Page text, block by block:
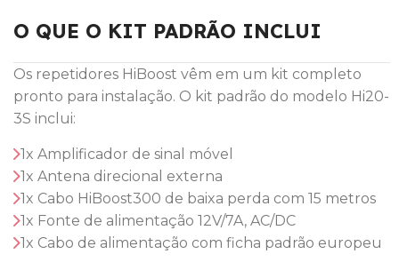
O QUE O KIT PADRÃO INCLUI
Os repetidores HiBoost vêm em um kit completo
pronto para instalação. O kit padrão do modelo Hi20-
3S inclui:
1x Amplificador de sinal móvel
1x Antena direcional externa
1x Cabo HiBoost300 de baixa perda com 15 metros
1x Fonte de alimentação 12V/7A, AC/DC
1x Cabo de alimentação com ficha padrão europeu